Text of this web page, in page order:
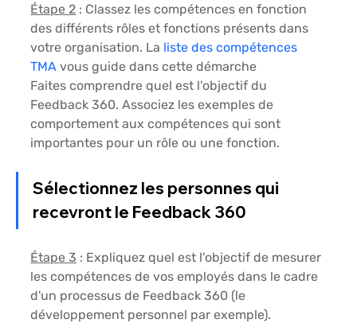
Étape 2 : Classez les compétences en fonction
des différents rôles et fonctions présents dans
votre organisation. La liste des compétences
TMA vous guide dans cette démarche
Faites comprendre quel est l'objectif du
Feedback 360. Associez les exemples de
comportement aux compétences qui sont
importantes pour un rôle ou une fonction.
Sélectionnez les personnes qui
recevront le Feedback 360
Étape 3 : Expliquez quel est l'objectif de mesurer
les compétences de vos employés dans le cadre
d'un processus de Feedback 360 (le
développement personnel par exemple).